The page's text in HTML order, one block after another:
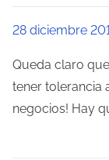
r
a
28 diciembre
Queda claro
tener tolerancia
negocios! Hay